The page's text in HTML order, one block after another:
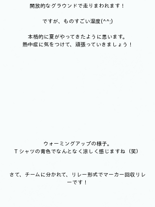
開放的なグラウンドで走りまわれます！
ですが、ものすごい湿度(^^;)
本格的に夏がやってきたように思います。
熱中症に気をつけて、頑張っていきましょう！
ウォーミングアップの様子。
Ｔシャツの青色でなんとなく涼しく感じますね（笑）
さて、チームに分かれて、リレー形式でマーカー回収リレ
ーです！